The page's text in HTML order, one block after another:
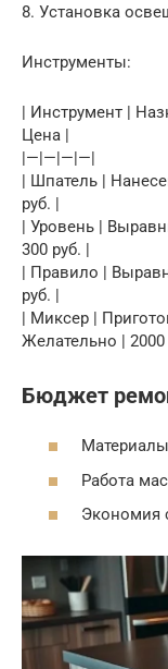
8. Установка
Инструменты:
| Инструмент |
Цена |
|—|—|—|—|
| Шпатель |
руб. |
| Уровень |
300 руб. |
| Правило |
руб. |
| Миксер |
Желательно | 2000
Бюджет
Работа
Экономия